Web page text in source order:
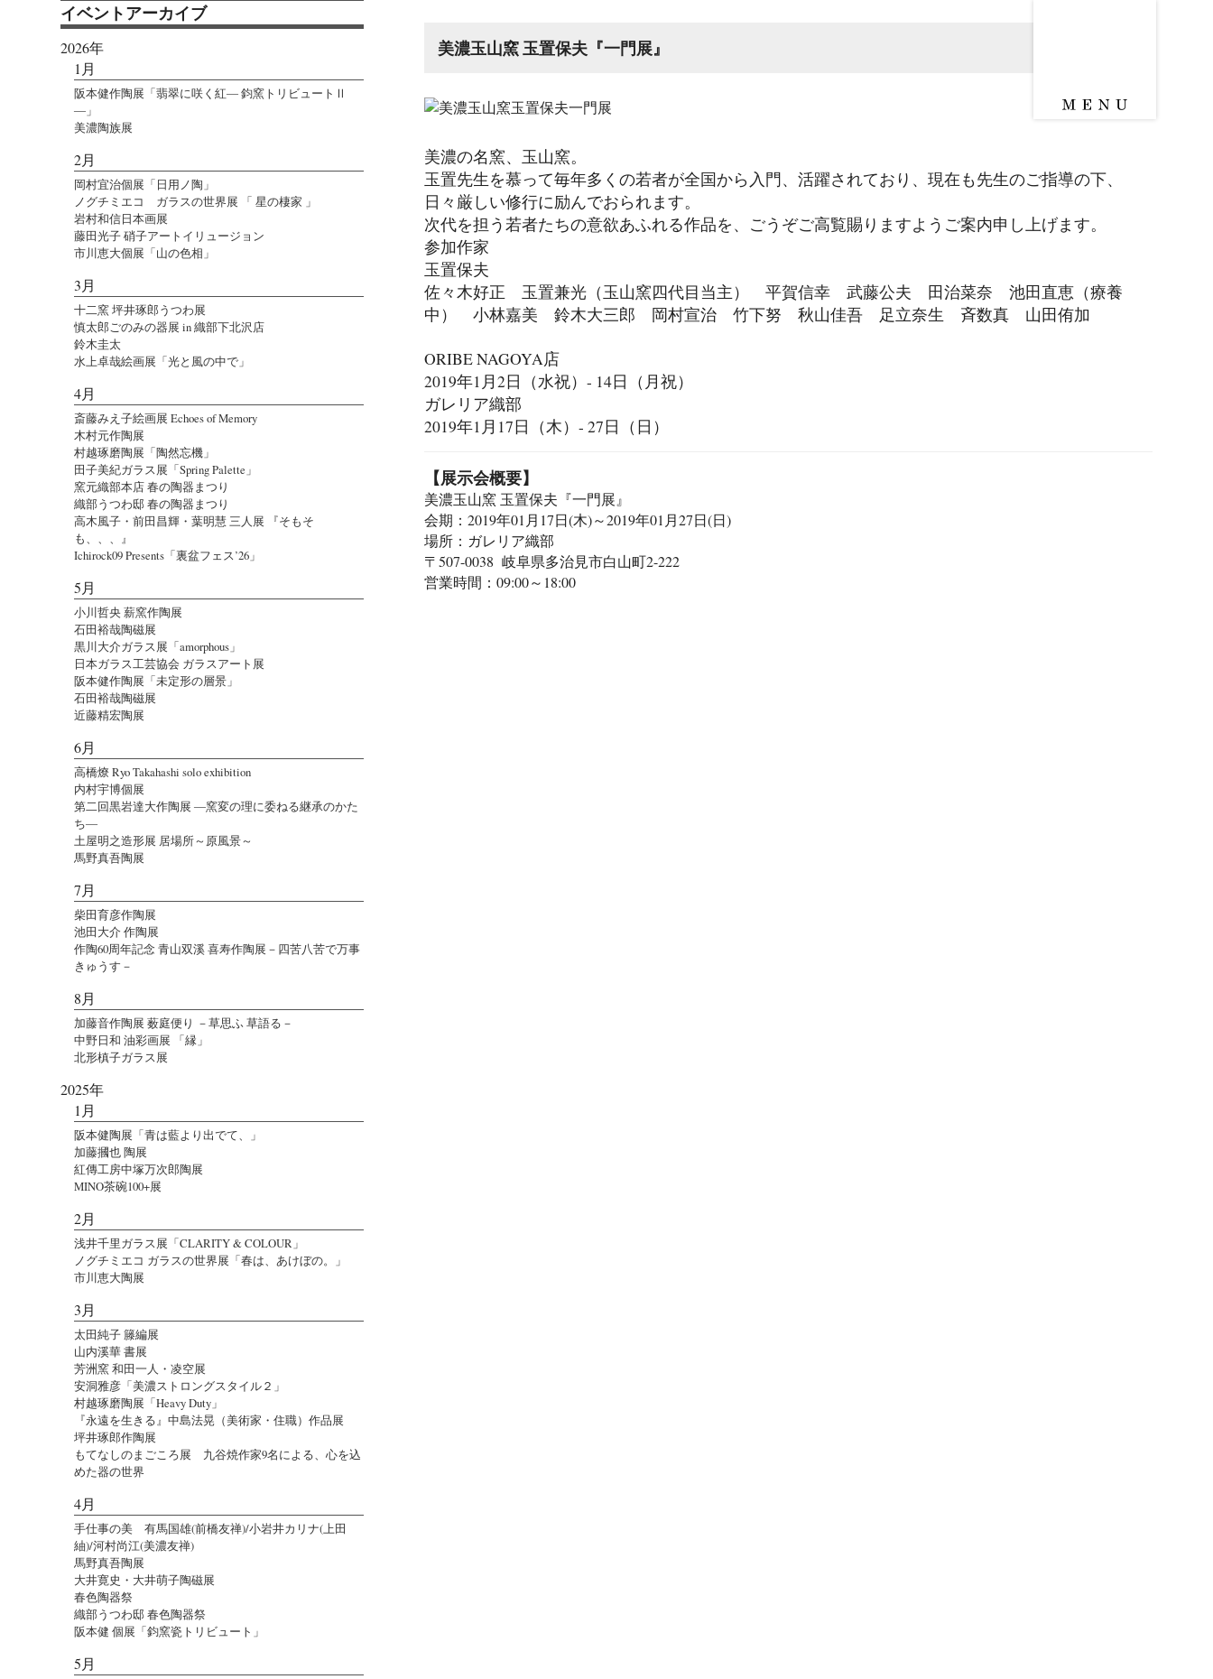
美濃玉山窯 玉置保夫『一門展』
美濃の名窯、玉山窯。
玉置先生を慕って毎年多くの若者が全国から入門、活躍されており、現在も先生のご指導の下、
日々厳しい修行に励んでおられます。
次代を担う若者たちの意欲あふれる作品を、ごうぞご高覧賜りますようご案内申し上げます。
参加作家
玉置保夫
佐々木好正 玉置兼光（玉山窯四代目当主） 平賀信幸 武藤公夫 田治菜奈 池田直恵（療養
中） 小林嘉美 鈴木大三郎 岡村宣治 竹下努 秋山佳吾 足立奈生 斉数真 山田侑加
ORIBE NAGOYA店
2019年1月2日（水祝）- 14日（月祝）
ガレリア織部
2019年1月17日（木）- 27日（日）
【展示会概要】
美濃玉山窯 玉置保夫『一門展』
会期：2019年01月17日(木)～2019年01月27日(日)
場所：ガレリア織部
〒507-0038 岐阜県多治見市白山町2-222
営業時間：09:00～18:00
イベントアーカイブ
2026年
1月
阪本健作陶展「翡翠に咲く紅― 鈞窯トリビュートⅡ
―」
美濃陶族展
2月
岡村宜治個展「日用ノ陶」
ノグチミエコ ガラスの世界展 「 星の棲家 」
岩村和信日本画展
藤田光子 硝子アートイリュージョン
市川恵大個展「山の色相」
3月
十二窯 坪井琢郎うつわ展
慎太郎ごのみの器展 in 織部下北沢店
鈴木圭太
水上卓哉絵画展「光と風の中で」
4月
斎藤みえ子絵画展 Echoes of Memory
木村元作陶展
村越琢磨陶展「陶然忘機」
田子美紀ガラス展「Spring Palette」
窯元織部本店 春の陶器まつり
織部うつわ邸 春の陶器まつり
高木風子・前田昌輝・葉明慧 三人展 『そもそ
も、、、』
Ichirock09 Presents「裏盆フェス’26」
5月
小川哲央 薪窯作陶展
石田裕哉陶磁展
黒川大介ガラス展「amorphous」
日本ガラス工芸協会 ガラスアート展
阪本健作陶展「未定形の層景」
石田裕哉陶磁展
近藤精宏陶展
6月
高橋燎 Ryo Takahashi solo exhibition
内村宇博個展
第二回黒岩達大作陶展 ―窯変の理に委ねる継承のかた
ち―
土屋明之造形展 居場所～原風景～
馬野真吾陶展
7月
柴田育彦作陶展
池田大介 作陶展
作陶60周年記念 青山双溪 喜寿作陶展－四苦八苦で万事
きゅうす－
8月
加藤音作陶展 薮庭便り －草思ふ 草語る－
中野日和 油彩画展 「縁」
北形槙子ガラス展
2025年
1月
阪本健陶展「青は藍より出でて、」
加藤摑也 陶展
紅傳工房中塚万次郎陶展
MINO茶碗100+展
2月
浅井千里ガラス展「CLARITY & COLOUR」
ノグチミエコ ガラスの世界展「春は、あけぼの。」
市川恵大陶展
3月
太田純子 籐編展
山内溪華 書展
芳洲窯 和田一人・凌空展
安洞雅彦「美濃ストロングスタイル２」
村越琢磨陶展「Heavy Duty」
『永遠を生きる』中島法晃（美術家・住職）作品展
坪井琢郎作陶展
もてなしのまごころ展 九谷焼作家9名による、心を込
めた器の世界
4月
手仕事の美 有馬国雄(前橋友禅)/小岩井カリナ(上田
紬)/河村尚江(美濃友禅)
馬野真吾陶展
大井寛史・大井萌子陶磁展
春色陶器祭
織部うつわ邸 春色陶器祭
阪本健 個展「鈞窯瓷トリビュート」
5月